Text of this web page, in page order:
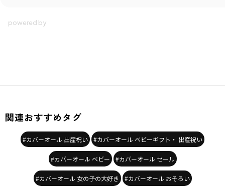
ブランド
関連おすすめタグ
#カバーオール 出産祝い #カバーオール ベビーギフト・ 出産祝い
#カバーオール ベビー #カバーオール セール
#カバーオール 女の子の大好き #カバーオール おそろい